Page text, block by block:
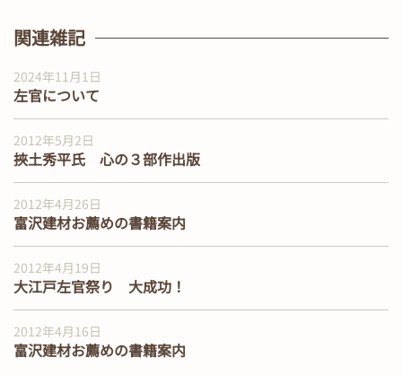
関連雑記
2024年11月1日
左官について
2012年5月2日
挾土秀平氏 心の３部作出版
2012年4月26日
富沢建材お薦めの書籍案内
2012年4月19日
大江戸左官祭り 大成功！
2012年4月16日
富沢建材お薦めの書籍案内